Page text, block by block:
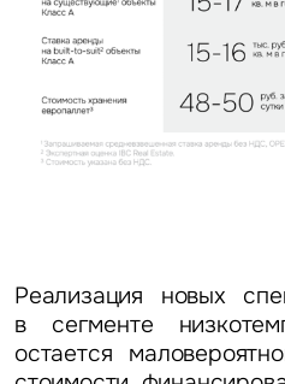
Реализация новых
в сегменте
остается